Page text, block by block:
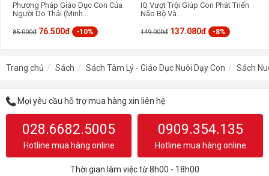
Phương Pháp Giáo Dục Con Của
Người Do Thái (Minh...
85.000đ 76.500đ -10%
IQ Vượt Trội Giúp Con Phát Triển
Não Bộ Và...
149.000đ 137.080đ -8%
Trang chủ Sách Sách Tâm Lý - Giáo Dục Nuôi Dạy Con Sách
Mọi yêu cầu hỗ trợ mua hàng xin liên hệ
028.6682.5005
Hotline mua hàng online
0909.354.135
Hotline mua hàng online
Thời gian làm việc từ 8h00 - 18h00